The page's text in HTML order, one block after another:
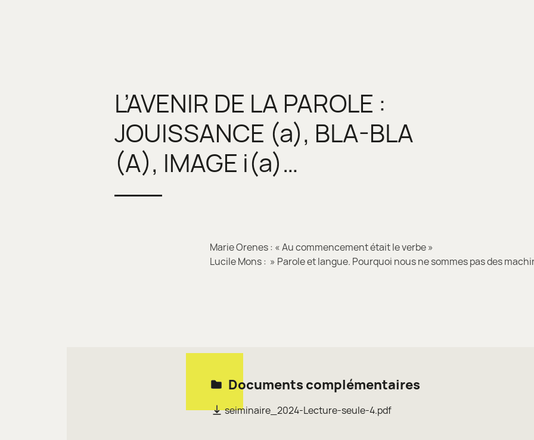
L’AVENIR DE LA PAROLE :
JOUISSANCE (a), BLA-BLA
(A), IMAGE i(a)…
Marie Orenes : « Au commencement était le verbe »
Lucile Mons : » Parole et langue. Pourquoi nous ne sommes pas des
Documents complémentaires
seiminaire_2024-Lecture-seule-4.pdf